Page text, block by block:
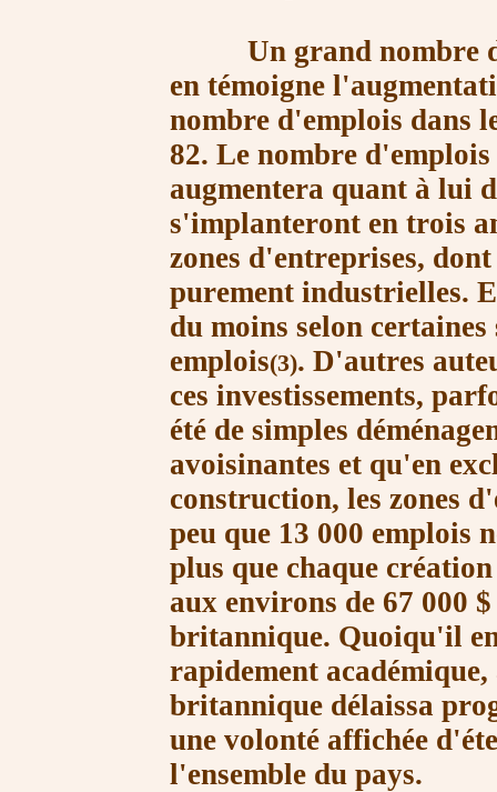
Un grand nombre
en témoigne
nombre d'emplois dans
82. Le nombre d'emplois
augmentera quant à lui
s'implanteront en trois
zones d'entreprises,
purement industrielles.
du moins selon certaines
emplois(3). D'autres
ces investissements,
été de simples
avoisinantes et qu'en
construction, les zones
peu que 13 000 emplois
plus que chaque
aux environs de 67 000 $
britannique. Quoiqu'il
rapidement
britannique délaissa
une volonté affichée
l'ensemble du pays.